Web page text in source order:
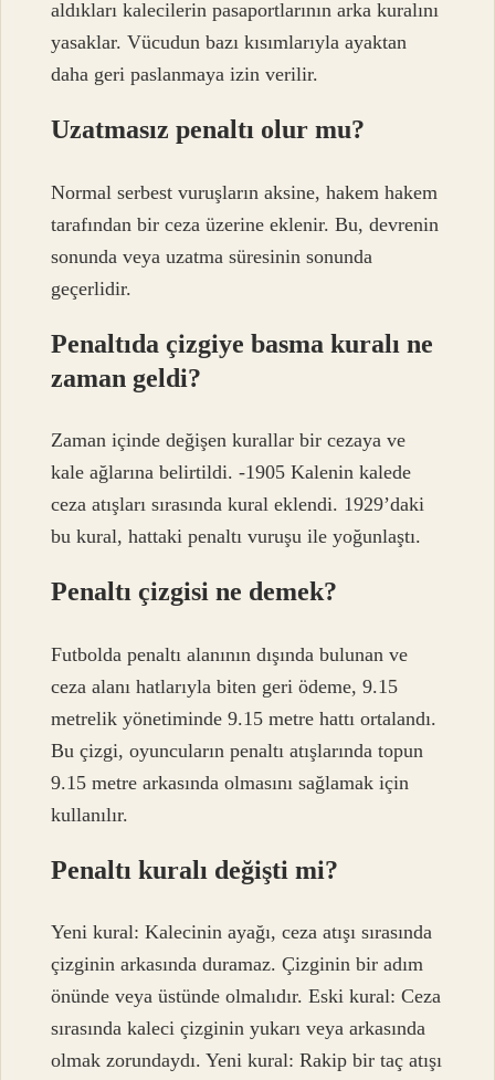
aldıkları kalecilerin pasaportlarının arka kuralını
yasaklar. Vücudun bazı kısımlarıyla ayaktan
daha geri paslanmaya izin verilir.
Uzatmasız penaltı olur mu?
Normal serbest vuruşların aksine, hakem hakem
tarafından bir ceza üzerine eklenir. Bu, devrenin
sonunda veya uzatma süresinin sonunda
geçerlidir.
Penaltıda çizgiye basma kuralı ne
zaman geldi?
Zaman içinde değişen kurallar bir cezaya ve
kale ağlarına belirtildi. -1905 Kalenin kalede
ceza atışları sırasında kural eklendi. 1929’daki
bu kural, hattaki penaltı vuruşu ile yoğunlaştı.
Penaltı çizgisi ne demek?
Futbolda penaltı alanının dışında bulunan ve
ceza alanı hatlarıyla biten geri ödeme, 9.15
metrelik yönetiminde 9.15 metre hattı ortalandı.
Bu çizgi, oyuncuların penaltı atışlarında topun
9.15 metre arkasında olmasını sağlamak için
kullanılır.
Penaltı kuralı değişti mi?
Yeni kural: Kalecinin ayağı, ceza atışı sırasında
çizginin arkasında duramaz. Çizginin bir adım
önünde veya üstünde olmalıdır. Eski kural: Ceza
sırasında kaleci çizginin yukarı veya arkasında
olmak zorundaydı. Yeni kural: Rakip bir taç atışı